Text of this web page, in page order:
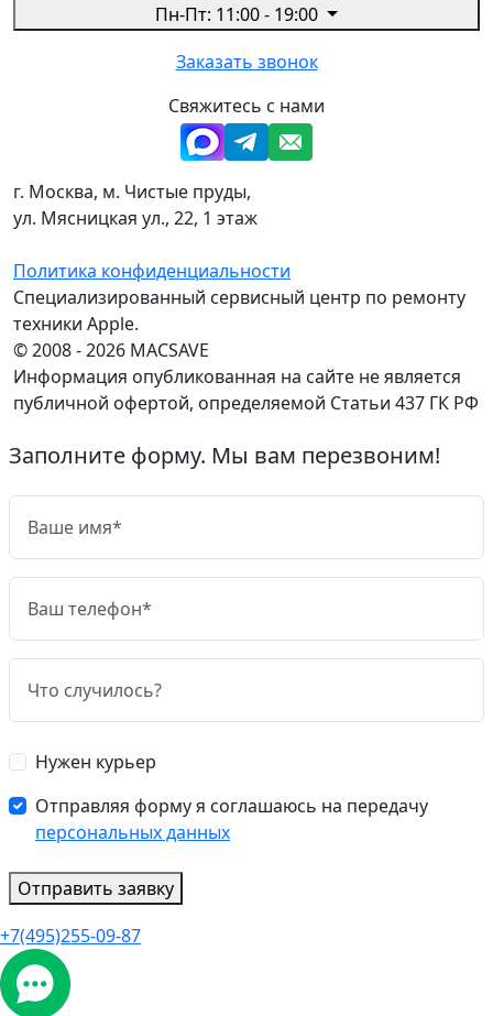
Пн-Пт: 11:00 - 19:00
Заказать звонок
Свяжитесь с нами
г. Москва, м. Чистые пруды,
ул. Мясницкая ул., 22, 1 этаж
Политика конфиденциальности
Специализированный сервисный центр по ремонту
техники Apple.
© 2008 - 2026 MACSAVE
Информация опубликованная на сайте не является
публичной офертой, определяемой Статьи 437 ГК РФ
Заполните форму. Мы вам перезвоним!
Нужен курьер
Отправляя форму я соглашаюсь на передачу
персональных данных
Отправить заявку
+7(495)255-09-87